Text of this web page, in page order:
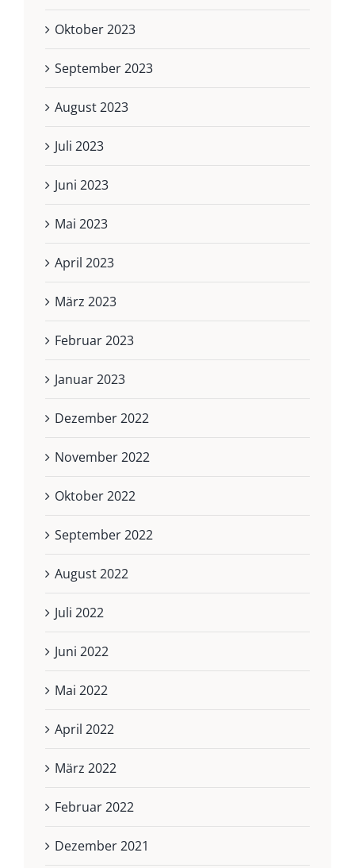
Oktober 2023
September 2023
August 2023
Juli 2023
Juni 2023
Mai 2023
April 2023
März 2023
Februar 2023
Januar 2023
Dezember 2022
November 2022
Oktober 2022
September 2022
August 2022
Juli 2022
Juni 2022
Mai 2022
April 2022
März 2022
Februar 2022
Dezember 2021